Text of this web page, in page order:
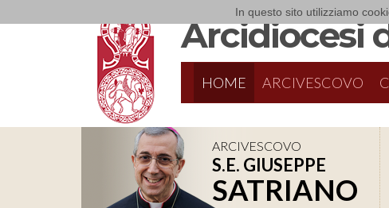
In questo sito utilizziamo
Arcidiocesi
HOME ARCIVESCOVO
ARCIVESCOVO
S.E. GIUSEPPE
SATRIANO